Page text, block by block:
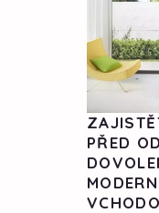
PŘED